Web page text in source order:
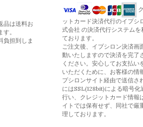
品は送料お
。
負担到しま
ットカード決済代行のイプシ
式会社 の決済代行システムを
ております。
ご注文後、イプシロン決済画
動いたしますので決済を完了
ください。安心してお支払い
いただくために、お客様の情
プシロンサイト経由で送信さ
にはSSL(128bit)による暗号化
行い、クレジットカード情報
イトでは保有せず、同社で厳
理しております。